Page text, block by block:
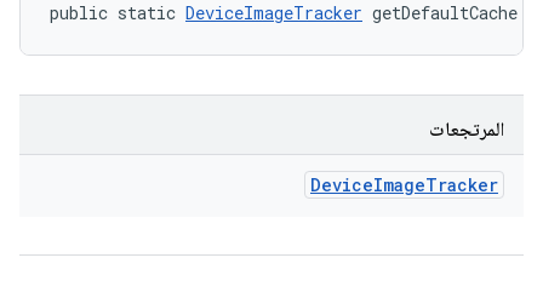
public static DeviceImageTracker getDefaultCache
المرتجعات
DeviceImageTracker